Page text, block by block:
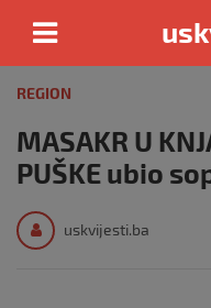
content
REGION
MASAKR U
PUŠKE ubio
uskvijesti.ba